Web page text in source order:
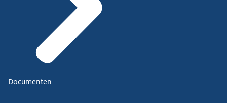
Documenten